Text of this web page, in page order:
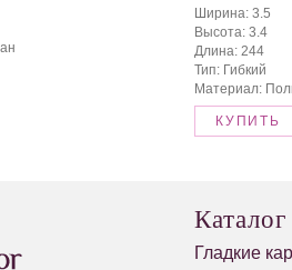
Ширина: 3.5
Высота: 3.4
Длина: 244
Тип: Гибкий
Материал:
КУПИТЬ
Гладкие